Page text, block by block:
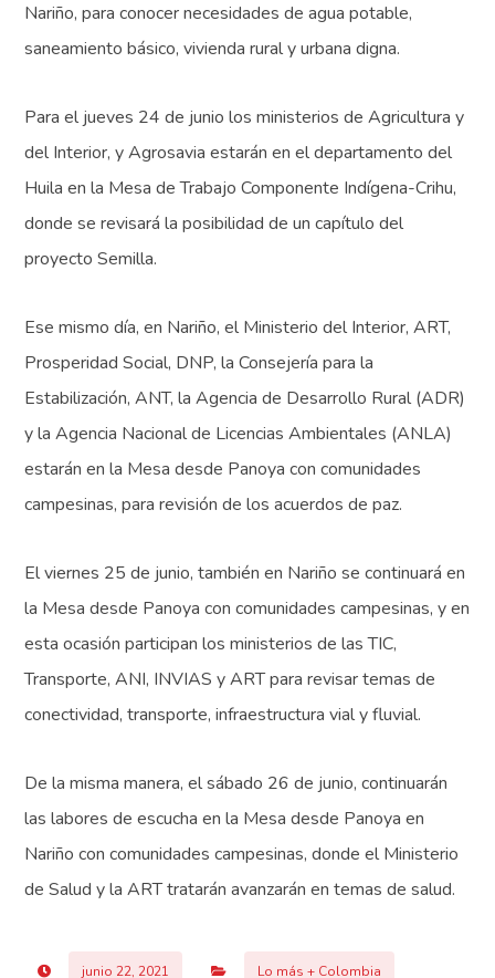
Nariño, para conocer necesidades de agua potable,
saneamiento básico, vivienda rural y urbana digna.
Para el jueves 24 de junio los ministerios de Agricultura y
del Interior, y Agrosavia estarán en el departamento del
Huila en la Mesa de Trabajo Componente Indígena-Crihu,
donde se revisará la posibilidad de un capítulo del
proyecto Semilla.
Ese mismo día, en Nariño, el Ministerio del Interior, ART,
Prosperidad Social, DNP, la Consejería para la
Estabilización, ANT, la Agencia de Desarrollo Rural (ADR)
y la Agencia Nacional de Licencias Ambientales (ANLA)
estarán en la Mesa desde Panoya con comunidades
campesinas, para revisión de los acuerdos de paz.
El viernes 25 de junio, también en Nariño se continuará en
la Mesa desde Panoya con comunidades campesinas, y en
esta ocasión participan los ministerios de las TIC,
Transporte, ANI, INVIAS y ART para revisar temas de
conectividad, transporte, infraestructura vial y fluvial.
De la misma manera, el sábado 26 de junio, continuarán
las labores de escucha en la Mesa desde Panoya en
Nariño con comunidades campesinas, donde el Ministerio
de Salud y la ART tratarán avanzarán en temas de salud.
junio 22, 2021 Lo más + Colombia